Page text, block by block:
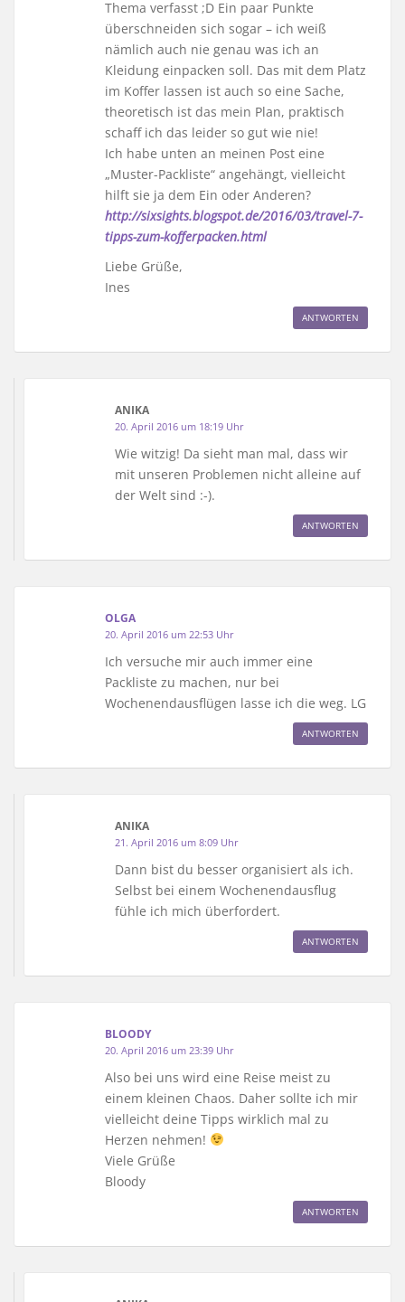
Thema verfasst ;D Ein paar Punkte
überschneiden sich sogar – ich weiß
nämlich auch nie genau was ich an
Kleidung einpacken soll. Das mit dem Platz
im Koffer lassen ist auch so eine Sache,
theoretisch ist das mein Plan, praktisch
schaff ich das leider so gut wie nie!
Ich habe unten an meinen Post eine
„Muster-Packliste“ angehängt, vielleicht
hilft sie ja dem Ein oder Anderen?
http://sixsights.blogspot.de/2016/03/travel-7-
tipps-zum-kofferpacken.html
Liebe Grüße,
Ines
ANTWORTEN
ANIKA
20. April 2016 um 18:19 Uhr
Wie witzig! Da sieht man mal, dass wir
mit unseren Problemen nicht alleine auf
der Welt sind :-).
ANTWORTEN
OLGA
20. April 2016 um 22:53 Uhr
Ich versuche mir auch immer eine
Packliste zu machen, nur bei
Wochenendausflügen lasse ich die weg. LG
ANTWORTEN
ANIKA
21. April 2016 um 8:09 Uhr
Dann bist du besser organisiert als ich.
Selbst bei einem Wochenendausflug
fühle ich mich überfordert.
ANTWORTEN
BLOODY
20. April 2016 um 23:39 Uhr
Also bei uns wird eine Reise meist zu
einem kleinen Chaos. Daher sollte ich mir
vielleicht deine Tipps wirklich mal zu
Herzen nehmen!
Viele Grüße
Bloody
ANTWORTEN